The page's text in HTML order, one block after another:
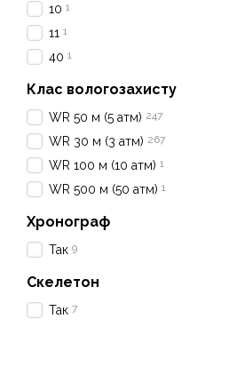
10 1
11 1
40 1
Клас вологозахисту
WR 50 м (5 атм) 247
WR 30 м (3 атм) 267
WR 100 м (10 атм) 1
WR 500 м (50 атм) 1
Хронограф
Так 9
Скелетон
Так 7